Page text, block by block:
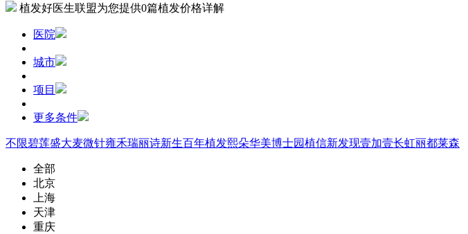
植发好医生联盟为您提供0篇植发价格详解
医院
城市
项目
更多条件
不限碧莲盛大麦微针雍禾瑞丽诗新生百年植发熙朵华美博士园植信新发现壹加壹长虹丽都莱森
全部
北京
上海
天津
重庆